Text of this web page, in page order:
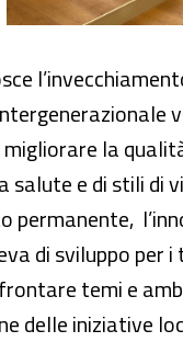
la
salute e di stili
permanente,
di sviluppo per i
temi e
delle iniziative